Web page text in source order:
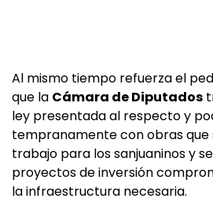
Al mismo tiempo refuerza el
que la Cámara de Diputados
ley presentada al respecto y
tempranamente con obras que
trabajo para los sanjuaninos y
proyectos de inversión
la infraestructura necesaria.